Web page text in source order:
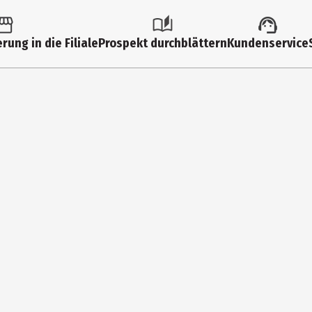
in die FilialeProspekt durchblätternKundenservice